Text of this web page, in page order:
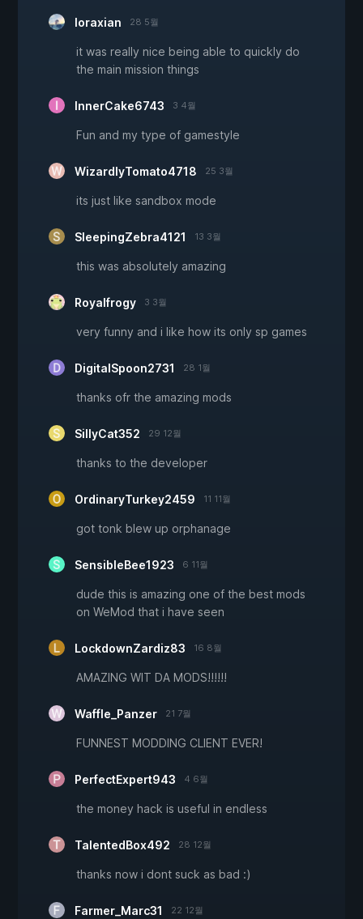
loraxian 28 5월
it was really nice being able to quickly do
the main mission things
InnerCake6743 3 4월
Fun and my type of gamestyle
WizardlyTomato4718 25 3월
its just like sandbox mode
SleepingZebra4121 13 3월
this was absolutely amazing
Royalfrogy 3 3월
very funny and i like how its only sp games
DigitalSpoon2731 28 1월
thanks ofr the amazing mods
SillyCat352 29 12월
thanks to the developer
OrdinaryTurkey2459 11 11월
got tonk blew up orphanage
SensibleBee1923 6 11월
dude this is amazing one of the best mods
on WeMod that i have seen
LockdownZardiz83 16 8월
AMAZING WIT DA MODS!!!!!!
Waffle_Panzer 21 7월
FUNNEST MODDING CLIENT EVER!
PerfectExpert943 4 6월
the money hack is useful in endless
TalentedBox492 28 12월
thanks now i dont suck as bad :)
Farmer_Marc31 22 12월